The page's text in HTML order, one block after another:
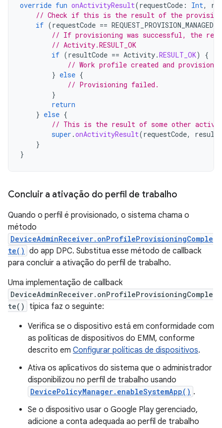
override fun onActivityResult(requestCode : Int,
// Check if this is the result of the
if (requestCode ==
// If provisioning was successful, the
// Activity.RESULT_OK
if (resultCode == Activity.RESULT_OK)
{
// Work profile created and
} else {
// Provisioning failed.
}
return
} else {
// This is the result of some other
super .onActivityResult(requestCode,
}
}
Concluir a ativação do perfil de trabalho
Quando o perfil é provisionado, o sistema chama o
método
DeviceAdminReceiver.onProfileProvisioningComple
te() do app DPC. Substitua esse método de callback
para concluir a ativação do perfil de trabalho.
Uma implementação de callback
DeviceAdminReceiver.onProfileProvisioningComple
te()
típica faz o seguinte:
Verifica se o dispositivo está em conformidade com
as políticas de dispositivos do EMM, conforme
descrito em Configurar políticas de dispositivos.
Ativa os aplicativos do sistema que o administrador
disponibilizou no perfil de trabalho usando
DevicePolicyManager.enableSystemApp() .
Se o dispositivo usar o Google Play gerenciado,
adicione a conta adequada ao perfil de trabalho